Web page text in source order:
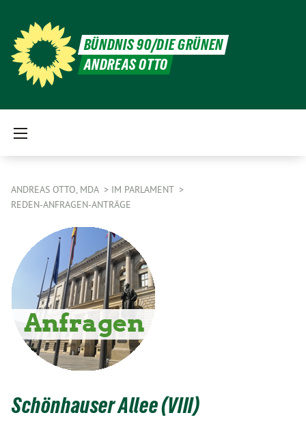
BÜNDNIS 90/DIE GRÜNEN
ANDREAS OTTO
ANDREAS OTTO, MDA
IM PARLAMENT
REDEN-ANFRAGEN-ANTRÄGE
Schönhauser Allee (VIII)